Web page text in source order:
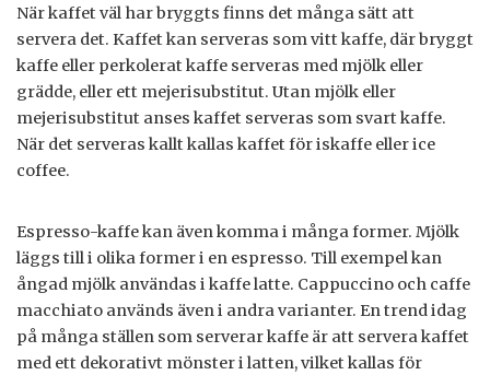
När kaffet väl har bryggts finns det många sätt att
servera det. Kaffet kan serveras som vitt kaffe, där bryggt
kaffe eller perkolerat kaffe serveras med mjölk eller
grädde, eller ett mejerisubstitut. Utan mjölk eller
mejerisubstitut anses kaffet serveras som svart kaffe.
När det serveras kallt kallas kaffet för iskaffe eller ice
coffee.
Espresso-kaffe kan även komma i många former. Mjölk
läggs till i olika former i en espresso. Till exempel kan
ångad mjölk användas i kaffe latte. Cappuccino och caffe
macchiato används även i andra varianter. En trend idag
på många ställen som serverar kaffe är att servera kaffet
med ett dekorativt mönster i latten, vilket kallas för